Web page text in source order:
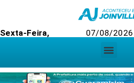
Sexta-Feira, 07/08/2026